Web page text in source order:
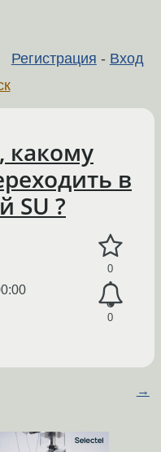
Регистрация - Вход
какому
в
SU ?
0
0
→